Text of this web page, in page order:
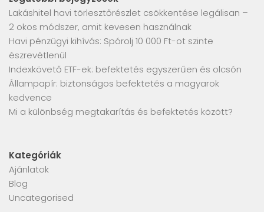
Lakáshitel havi törlesztőrészlet csökkentése legálisan –
2 okos módszer, amit kevesen használnak
Havi pénzügyi kihívás: Spórolj 10 000 Ft-ot szinte
észrevétlenül
Indexkövető ETF-ek: befektetés egyszerűen és olcsón
Állampapír: biztonságos befektetés a magyarok
kedvence
Mi a különbség megtakarítás és befektetés között?
Kategóriák
Ajánlatok
Blog
Uncategorised